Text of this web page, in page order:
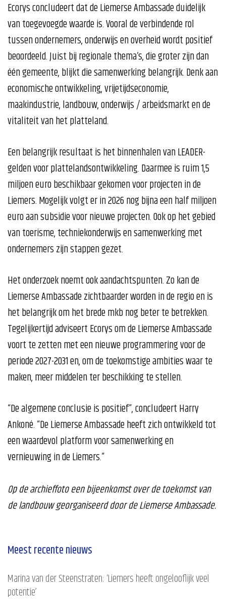
Ecorys concludeert dat de Liemerse Ambassade duidelijk
van toegevoegde waarde is. Vooral de verbindende rol
tussen ondernemers, onderwijs en overheid wordt positief
beoordeeld. Juist bij regionale thema’s, die groter zijn dan
één gemeente, blijkt die samenwerking belangrijk. Denk aan
economische ontwikkeling, vrijetijdseconomie,
maakindustrie, landbouw, onderwijs / arbeidsmarkt en de
vitaliteit van het platteland.
Een belangrijk resultaat is het binnenhalen van LEADER-
gelden voor plattelandsontwikkeling. Daarmee is ruim 1,5
miljoen euro beschikbaar gekomen voor projecten in de
Liemers. Mogelijk volgt er in 2026 nog bijna een half miljoen
euro aan subsidie voor nieuwe projecten. Ook op het gebied
van toerisme, techniekonderwijs en samenwerking met
ondernemers zijn stappen gezet.
Het onderzoek noemt ook aandachtspunten. Zo kan de
Liemerse Ambassade zichtbaarder worden in de regio en is
het belangrijk om het brede mkb nog beter te betrekken.
Tegelijkertijd adviseert Ecorys om de Liemerse Ambassade
voort te zetten met een nieuwe programmering voor de
periode 2027-2031 en, om de toekomstige ambities waar te
maken, meer middelen ter beschikking te stellen.
“De algemene conclusie is positief”, concludeert Harry
Ankoné. “De Liemerse Ambassade heeft zich ontwikkeld tot
een waardevol platform voor samenwerking en
vernieuwing in de Liemers.”
Op de archieffoto een bijeenkomst over de toekomst van
de landbouw georganiseerd door de Liemerse Ambassade.
Meest recente nieuws
Marina van der Steenstraten: ‘Liemers heeft ongelooflijk veel
potentie’